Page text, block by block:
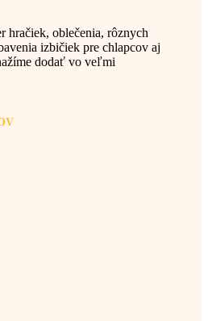
hračiek, oblečenia, rôznych
izbičiek pre chlapcov aj
dodať vo veľmi